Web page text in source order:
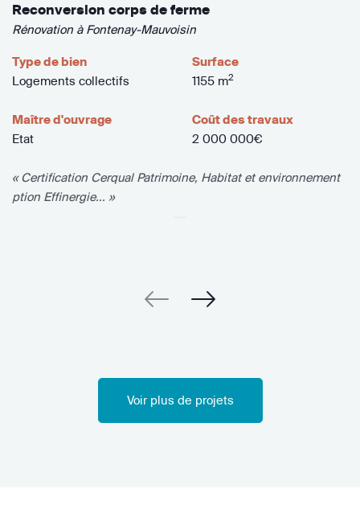
Reconversion corps de ferme
Rénovation à Fontenay-Mauvoisin
Type de bien
Logements collectifs
Surface
1155 m2
Maître d'ouvrage
Etat
Coût des travaux
2 000 000€
« Certification Cerqual Patrimoine, Habitat et environnement
ption Effinergie... »
Voir plus de projets